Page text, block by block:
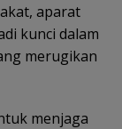
aparat
kunci dalam
merugikan
menjaga